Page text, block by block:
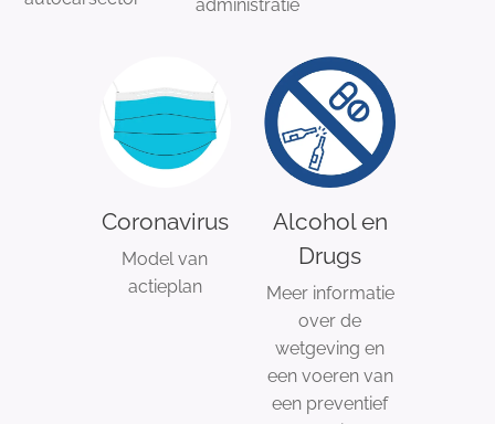
administratie
Coronavirus
Model van
actieplan
Alcohol en
Drugs
Meer informatie
over de
wetgeving en
een voeren van
een preventief